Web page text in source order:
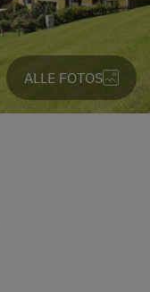
ALLE FOTOS